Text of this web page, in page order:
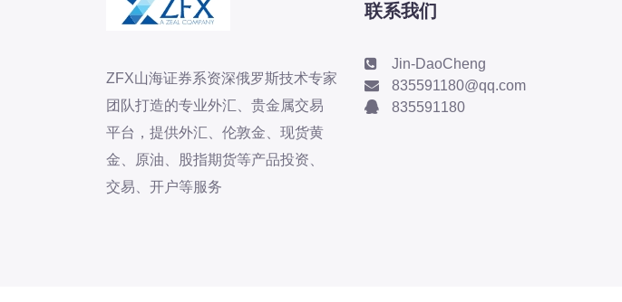
ZFX山海证券系资深俄罗斯技术专家
团队打造的专业外汇、贵金属交易
平台，提供外汇、伦敦金、现货黄
金、原油、股指期货等产品投资、
交易、开户等服务
联系我们
Jin-DaoCheng
835591180@qq.com
835591180